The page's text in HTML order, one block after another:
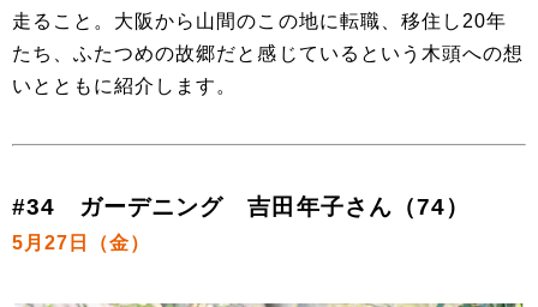
走ること。大阪から山間のこの地に転職、移住し20年
たち、ふたつめの故郷だと感じているという木頭への想
いとともに紹介します。
#34 ガーデニング 吉田年子さん（74）
5月27日（金）